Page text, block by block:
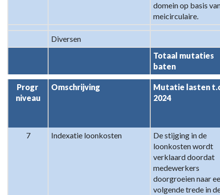
domein op basis
meicirculaire.
Diversen
Totaal mutaties
baten
Progr
niveau
Omschrijving
Mutatie lasten
2024
7 Indexatie loonkosten
De stijging in de
loonkosten wordt
verklaard doordat
medewerkers
doorgroeien naar
volgende trede in